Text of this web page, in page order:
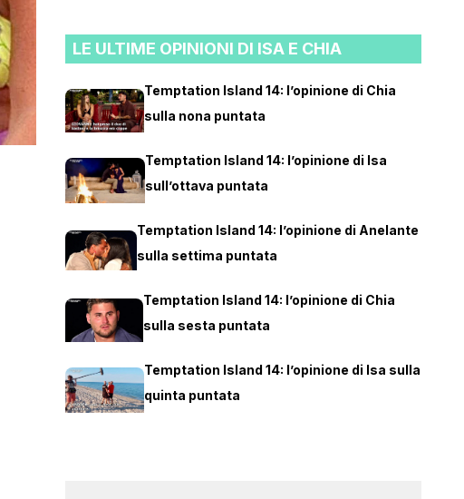
LE ULTIME OPINIONI DI ISA E CHIA
Temptation Island 14: l’opinione di Chia
sulla nona puntata
Temptation Island 14: l’opinione di Isa
sull’ottava puntata
Temptation Island 14: l’opinione di Anelante
sulla settima puntata
Temptation Island 14: l’opinione di Chia
sulla sesta puntata
Temptation Island 14: l’opinione di Isa sulla
quinta puntata